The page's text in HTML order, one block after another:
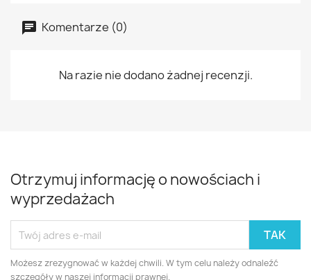
Komentarze (0)
Na razie nie dodano żadnej recenzji.
Otrzymuj informację o nowościach i
wyprzedażach
Możesz zrezygnować w każdej chwili. W tym celu należy odnaleźć
szczegóły w naszej informacji prawnej.